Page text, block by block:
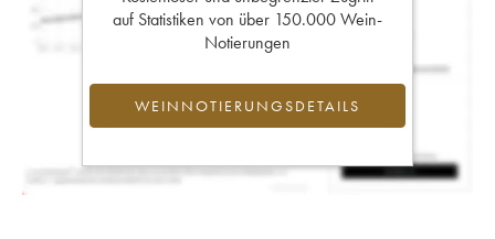
auf Statistiken von über 150.000 Wein-
Notierungen
WEINNOTIERUNGSDETAILS